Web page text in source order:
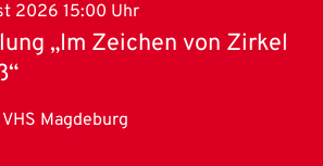
2026 15:00 Uhr
„Im Zeichen von Zirkel
Magdeburg